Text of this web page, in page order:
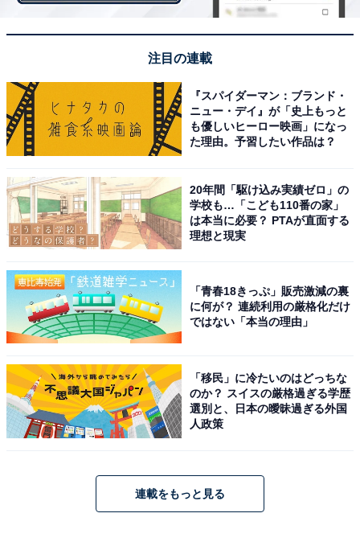
イヤフォン - AppleデバイスとAndroidデバイスで互換性
間オーディオ - ブラック/ゴールド
Amazonで見る
Beats「Powerbeats Fit」
Beats - Powerbeats Fit - ワイヤレスノイズキャンセリン
ン、IPX4、充電ケース使用で最大30時間持続するバッテ
リー、AppleとAndroidに対応 - ジェットブラック
Amazonで見る
注目の連載
『スパイダーマン：ブランド・
ニュー・デイ』が「史上もっと
も優しいヒーロー映画」になっ
た理由。予習したい作品は？
20年間「駆け込み実績ゼロ」の
学校も…「こども110番の家」
は本当に必要？ PTAが直面する
理想と現実
「青春18きっぷ」販売激減の裏
に何が？ 連続利用の厳格化だけ
ではない「本当の理由」
「移民」に冷たいのはどっちな
のか？ スイスの厳格過ぎる学歴
選別と、日本の曖昧過ぎる外国
人政策
連載をもっと見る